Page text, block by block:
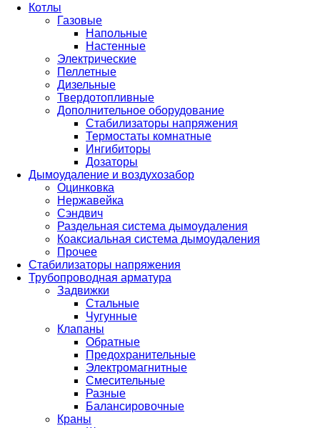
Котлы
Газовые
Напольные
Настенные
Электрические
Пеллетные
Дизельные
Твердотопливные
Дополнительное оборудование
Стабилизаторы напряжения
Термостаты комнатные
Ингибиторы
Дозаторы
Дымоудаление и воздухозабор
Оцинковка
Нержавейка
Сэндвич
Раздельная система дымоудаления
Коаксиальная система дымоудаления
Прочее
Стабилизаторы напряжения
Трубопроводная арматура
Задвижки
Стальные
Чугунные
Клапаны
Обратные
Предохранительные
Электромагнитные
Смесительные
Разные
Балансировочные
Краны